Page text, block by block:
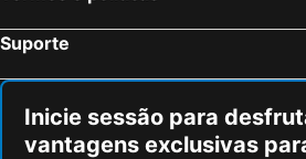
Suporte
Inicie sessão para
vantagens exclusivas